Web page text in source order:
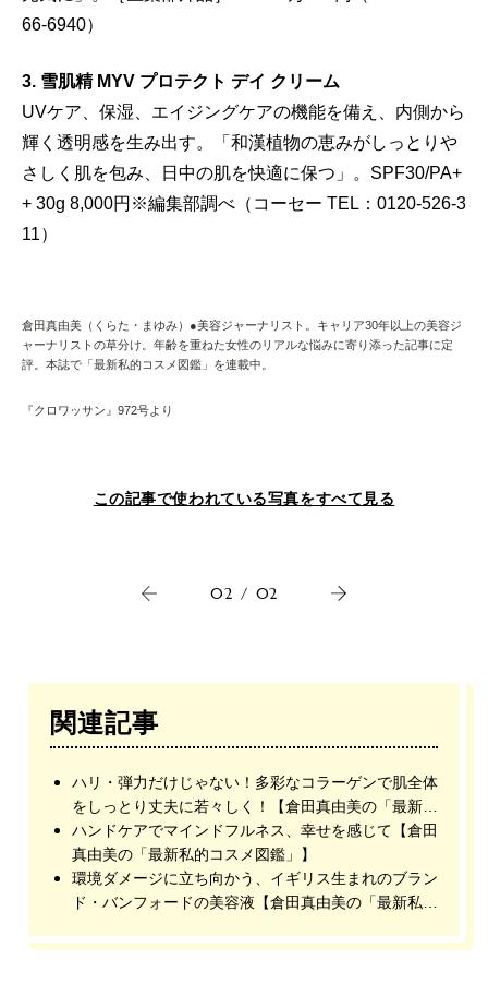
66-6940）
3. 雪肌精 MYV プロテクト デイ クリーム
UVケア、保湿、エイジングケアの機能を備え、内側から
輝く透明感を生み出す。「和漢植物の恵みがしっとりや
さしく肌を包み、日中の肌を快適に保つ」。SPF30/PA+
+ 30g 8,000円※編集部調べ（コーセー TEL：0120-526-3
11）
倉田真由美（くらた・まゆみ）●美容ジャーナリスト。キャリア30年以上の美容ジ
ャーナリストの草分け。年齢を重ねた女性のリアルな悩みに寄り添った記事に定
評。本誌で「最新私的コスメ図鑑」を連載中。
『クロワッサン』972号より
この記事で使われている写真をすべて見る
02 / 02
関連記事
ハリ・弾力だけじゃない！多彩なコラーゲンで肌全体
をしっとり丈夫に若々しく！【倉田真由美の「最新私
的コスメ図鑑」】
ハンドケアでマインドフルネス、幸せを感じて【倉田
真由美の「最新私的コスメ図鑑」】
環境ダメージに立ち向かう、イギリス生まれのブラン
ド・バンフォードの美容液【倉田真由美の「最新私的